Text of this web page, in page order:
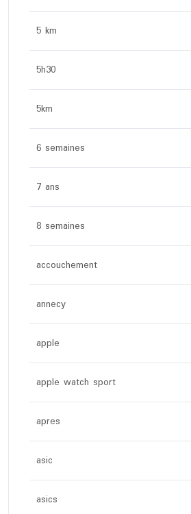
5 km
5h30
5km
6 semaines
7 ans
8 semaines
accouchement
annecy
apple
apple watch sport
apres
asic
asics